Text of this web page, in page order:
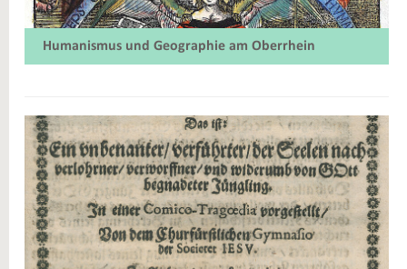
Humanismus und Geographie am Oberrhein